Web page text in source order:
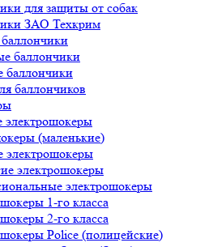
для защиты от собак
ЗАО Техкрим
баллончики
баллончики
баллончиков
электрошокеры
(маленькие)
электрошокеры
электрошокеры
1-го класса
2-го класса
Police (полицейские)